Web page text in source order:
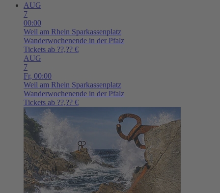
AUG
7
00:00
Weil am Rhein Sparkassenplatz
Wanderwochenende in der Pfalz
Tickets ab ??,?? €
AUG
7
Fr, 00:00
Weil am Rhein Sparkassenplatz
Wanderwochenende in der Pfalz
Tickets ab ??,?? €